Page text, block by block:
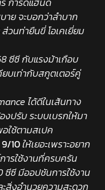
ย จะบอกว่าลำบาก
วนท่ายืนขี่ โอเคเยี่ยม
ซีซี กับแรงม้าเกือบ
ยบเท่ากับสกูตเตอร์คู่
ได้ดีในเส้นทาง
ปรับ ระบบเบรกให้มา
ใช้ตามสเปค
9/10ให้เยอะเพราะอยาก
ารใช้งานที่ครบครัน
ซี มีออปชันการใช้งาน
สิ่งอำนวยความสะดวก